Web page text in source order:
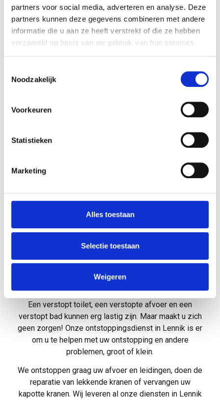
partners voor social media, adverteren en analyse. Deze
partners kunnen deze gegevens combineren met andere
informatie die u aan ze heeft verstrekt of die ze hebben
verzameld op basis van uw gebruik van hun services.
Noodzakelijk
Voorkeuren
Statistieken
Marketing
Alles toestaan
Selectie toestaan
Weigeren
Onze rioolspecialist in Lennik komt
Wanneer u een loodgieter in Lennik nodig heeft om
ontstoppingsdienst. Ons team van riolering experts
ontstoppen uw leidingen
op een professionele
voorkomen door camera inspectie of door u advies te
geven over het onderhoud van uw wc, gootsteen,
leidingen, riool of douche.
Het eerste aanspreekpunt voor al uw
verstoppingen
Een verstopt toilet, een verstopte afvoer en een
verstopt bad kunnen erg lastig zijn. Maar maakt u zich
geen zorgen! Onze ontstoppingsdienst in Lennik is er
om u te helpen met uw ontstopping en andere
problemen, groot of klein.
We ontstoppen graag uw afvoer en leidingen, doen de
reparatie van lekkende kranen of vervangen uw
kapotte kranen. Wij leveren al onze diensten in Lennik